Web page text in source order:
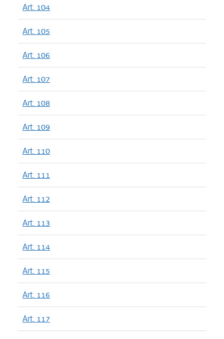
Art. 104
Art. 105
Art. 106
Art. 107
Art. 108
Art. 109
Art. 110
Art. 111
Art. 112
Art. 113
Art. 114
Art. 115
Art. 116
Art. 117